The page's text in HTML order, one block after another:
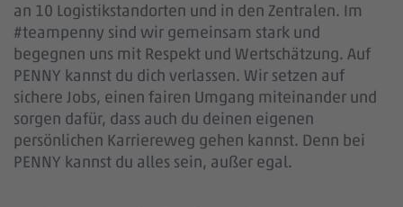
an 10 Logistikstandorten und in den Zentralen. Im
#teampenny sind wir gemeinsam stark und
begegnen uns mit Respekt und Wertschätzung. Auf
PENNY kannst du dich verlassen. Wir setzen auf
sichere Jobs, einen fairen Umgang miteinander und
sorgen dafür, dass auch du deinen eigenen
persönlichen Karriereweg gehen kannst. Denn bei
PENNY kannst du alles sein, außer egal.